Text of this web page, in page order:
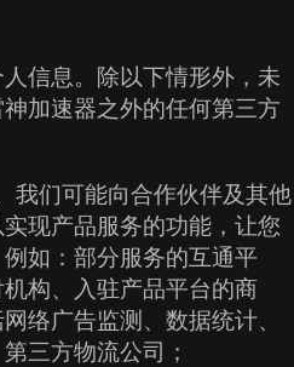
信息。除以下情形外，未
加速器之外的任何第三方
我们可能向合作伙伴及其他
现产品服务的功能，让您
如：部分服务的互通平
构、入驻产品平台的商
络广告监测、数据统计、
三方物流公司；